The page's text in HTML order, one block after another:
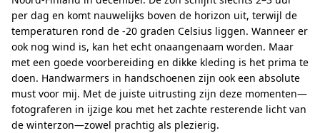
per dag en komt nauwelijks boven de horizon uit, terwijl de
temperaturen rond de -20 graden Celsius liggen. Wanneer er
ook nog wind is, kan het echt onaangenaam worden. Maar
met een goede voorbereiding en dikke kleding is het prima te
doen. Handwarmers in handschoenen zijn ook een absolute
must voor mij. Met de juiste uitrusting zijn deze momenten—
fotograferen in ijzige kou met het zachte resterende licht van
de winterzon—zowel prachtig als plezierig.